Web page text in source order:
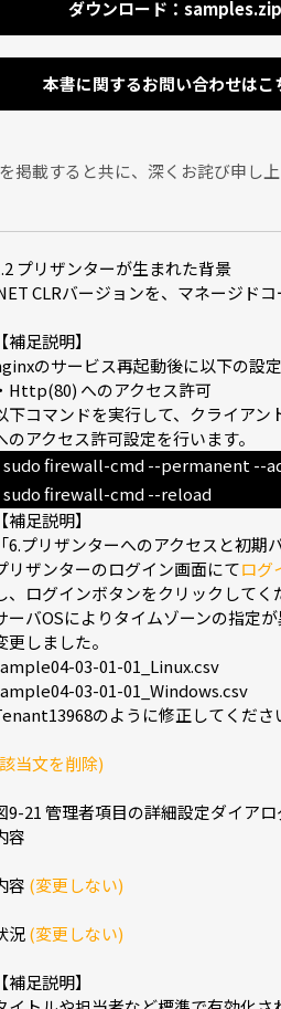
ダウンロード：samples.zip
本書に関するお問い合わせはこ
載すると共に、深くお詫び申し上
プリザンターが生まれた背景
CLRバージョンを、マネージド
【補足説明】
のサービス再起動後に以下の設定
・Http(80) へのアクセス許可
下コマンドを実行して、クライア
のアクセス許可設定を行います。
sudo firewall-cmd --permanent --
sudo firewall-cmd --reload
【補足説明】
「6.プリザンターへのアクセスと初期
リザンターのログイン画面にてロ
、ログインボタンをクリックしてく
ーバOSによりタイムゾーンの指定
更しました。
03-01-01_Linux.csv
03-01-01_Windows.csv
のように修正してくださ
当文を削除)
9-21 管理者項目の詳細設定ダイアロ
容
容 (変更しない)
況(変更しない)
【補足説明】